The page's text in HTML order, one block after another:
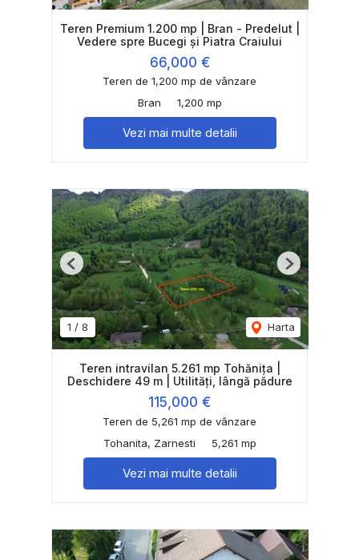
Teren Premium 1.200 mp | Bran - Predelut |
Vedere spre Bucegi și Piatra Craiului
66,000 €
Teren de 1,200 mp de vânzare
Bran
1,200 mp
Vezi mai multe detalii
1 / 8 Harta
Previous Next
Teren intravilan 5.261 mp Tohănița |
Deschidere 49 m | Utilități, lângă pădure
115,000 €
Teren de 5,261 mp de vânzare
Tohanita, Zarnesti
5,261 mp
Vezi mai multe detalii